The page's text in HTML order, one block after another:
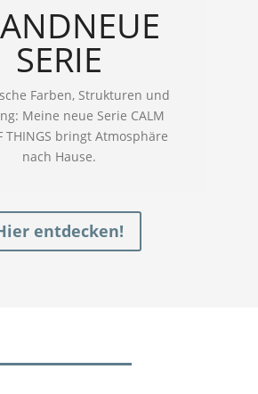
SERIE
Farben, Strukturen und
Meine neue Serie CALM
THINGS bringt Atmosphäre
nach Hause.
entdecken!